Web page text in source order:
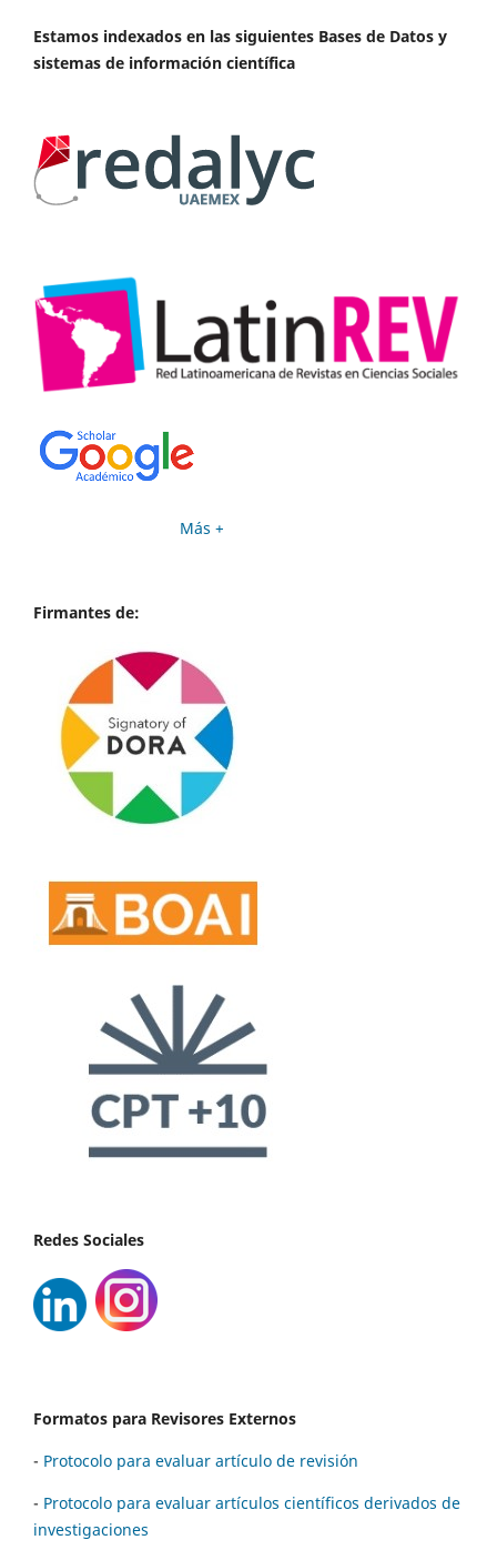
Estamos indexados en las siguientes Bases de Datos y
sistemas de información científica
Más +
Firmantes de:
Redes Sociales
Formatos para Revisores Externos
- Protocolo para evaluar artículo de revisión
- Protocolo para evaluar artículos científicos derivados de
investigaciones